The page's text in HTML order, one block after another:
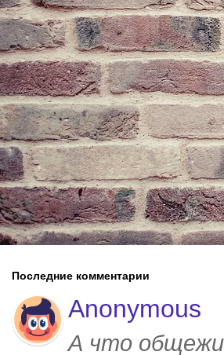
Последние комментарии
Anonymous
А что